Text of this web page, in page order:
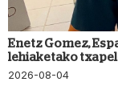
Enetz Gomez,
lehiaketako
2026-08-04